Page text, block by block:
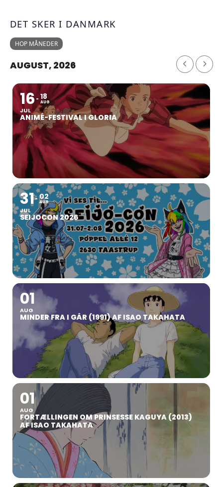
DET SKER I DANMARK
HOP MÅNEDER
AUGUST, 2026
16
JUL
18
AUG
ANIMÉ-FESTIVAL I GLORIA
31
JUL
02
AUG
SEIJOCON 2026
01
AUG
MINDER FRA I GÅR (1991) AF ISAO TAKAHATA
01
AUG
FORTÆLLINGEN OM PRINSESSE KAGUYA (2013)
AF ISAO TAKAHATA